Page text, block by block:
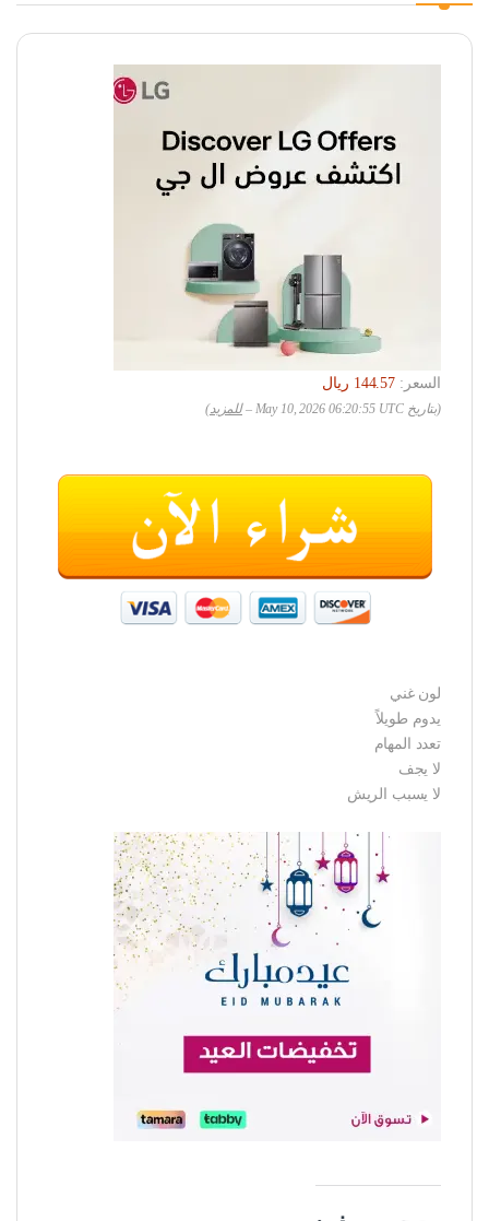
السعر:
‏144.57 ريال
(بتاريخ May 10, 2026 06:20:55 UTC – للمزيد)
لون غني
يدوم طويلاً
تعدد المهام
لا يجف
لا يسبب الريش